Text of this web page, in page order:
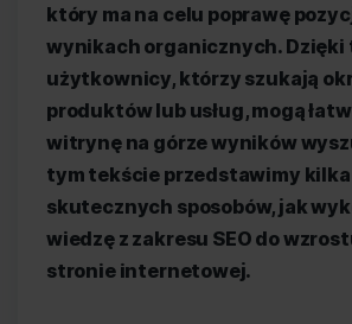
który ma na celu poprawę
wynikach organicznych. Dzięki
użytkownicy, którzy szukają
produktów lub usług, mogą
witrynę na górze wyników
tym tekście przedstawimy
skutecznych sposobów, jak
wiedzę z zakresu SEO do
stronie internetowej.